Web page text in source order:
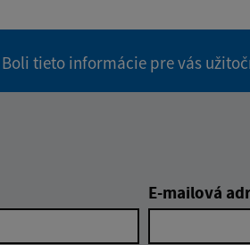
Boli tieto informácie pre vás
E-mailová